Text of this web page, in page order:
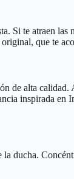
Si te atraen
que te
de alta calidad.
inspirada en
ducha.